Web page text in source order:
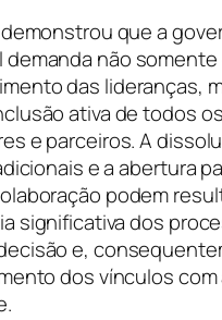
que a
não somente
das lideranças,
ativa de todos os
e parceiros. A
e a abertura
podem
significativa dos
e,
dos vínculos com